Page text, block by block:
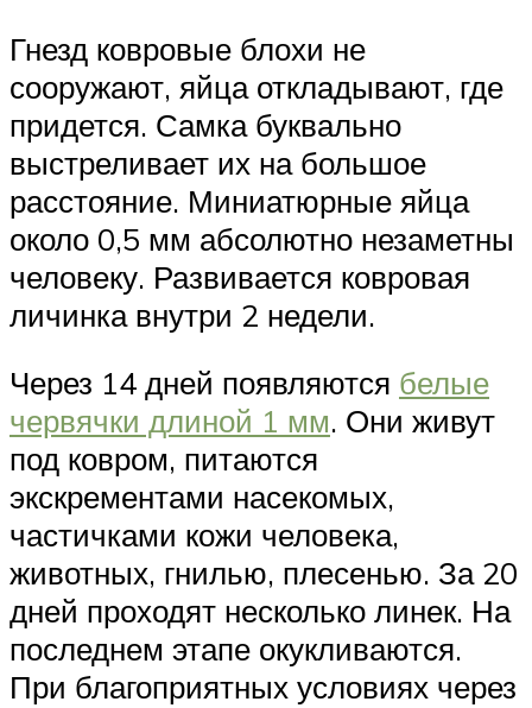
Гнезд ковровые блохи не
сооружают, яйца откладывают, где
придется. Самка буквально
выстреливает их на большое
расстояние. Миниатюрные яйца
около 0,5 мм абсолютно незаметны
человеку. Развивается ковровая
личинка внутри 2 недели.
Через 14 дней появляются белые
червячки длиной 1 мм. Они живут
под ковром, питаются
экскрементами насекомых,
частичками кожи человека,
животных, гнилью, плесенью. За 20
дней проходят несколько линек. На
последнем этапе окукливаются.
При благоприятных условиях через